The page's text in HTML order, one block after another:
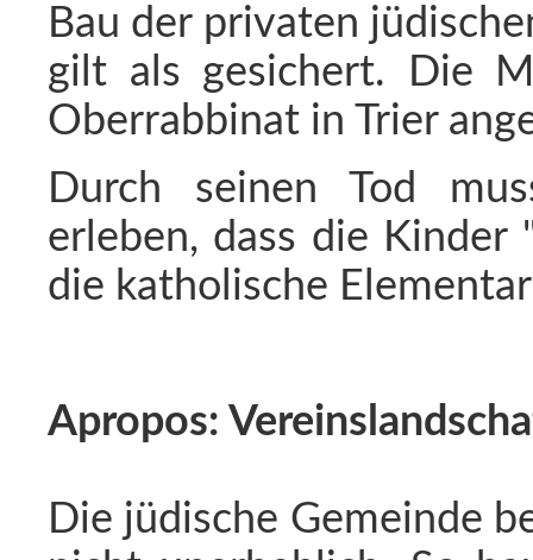
Bau der privaten
gilt als gesichert. Die
Oberrabbinat in Trier
Durch seinen Tod
erleben, dass die
die katholische
Apropos:
Die jüdische Gemeinde